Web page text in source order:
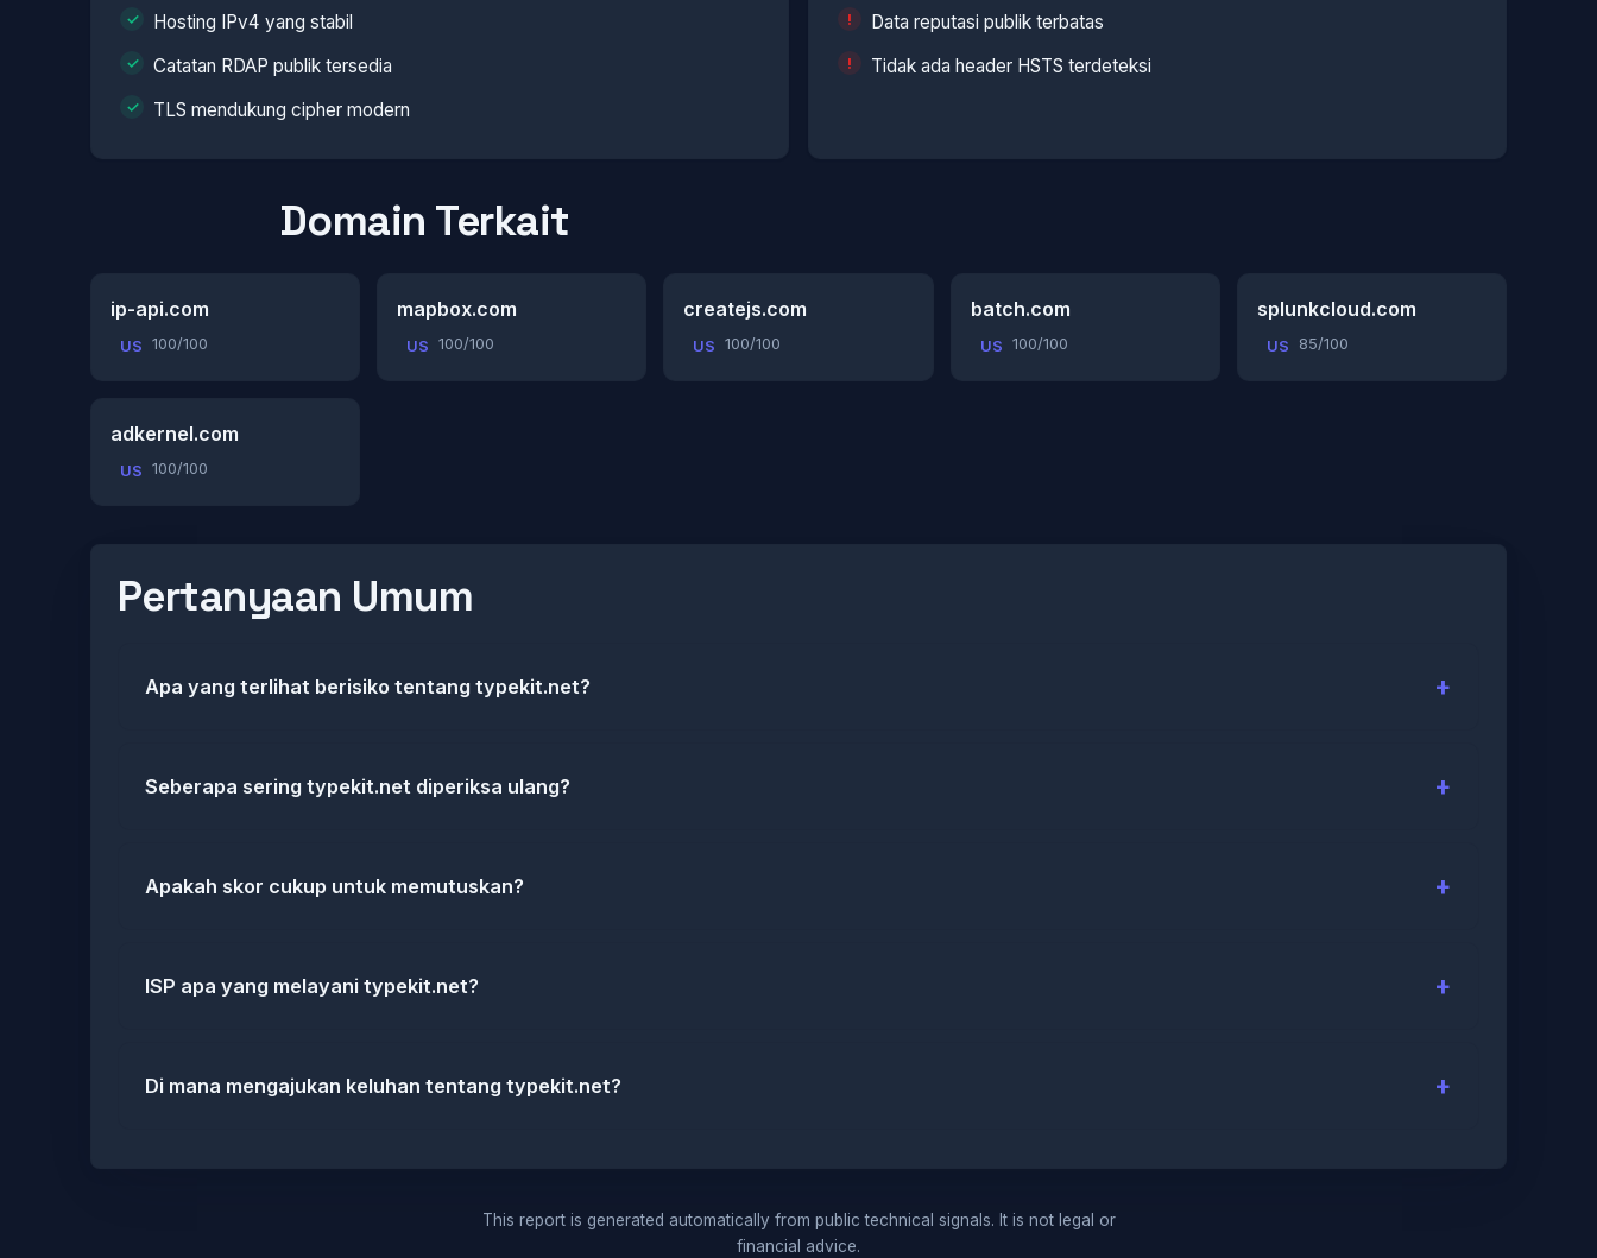
Hosting IPv4 yang stabil
Catatan RDAP publik tersedia
TLS mendukung cipher modern
Data reputasi publik terbatas
Tidak ada header HSTS terdeteksi
Domain Terkait
ip-api.com
US 100/100
mapbox.com
US 100/100
createjs.com
US 100/100
batch.com
US 100/100
splunkcloud.com
US 85/100
adkernel.com
US 100/100
Pertanyaan Umum
Apa yang terlihat berisiko tentang typekit.net?
Seberapa sering typekit.net diperiksa ulang?
Apakah skor cukup untuk memutuskan?
ISP apa yang melayani typekit.net?
Di mana mengajukan keluhan tentang typekit.net?
This report is generated automatically from public technical signals. It is not legal or
financial advice.